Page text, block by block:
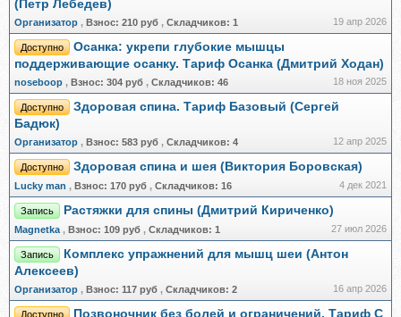
(Петр Лебедев)
Организатор , Взнос: 210 руб , Складчиков: 1 19 апр 2026
Доступно
Осанка: укрепи глубокие мышцы
поддерживающие осанку. Тариф Осанка (Дмитрий Ходан)
noseboop , Взнос: 304 руб , Складчиков: 46 18 ноя 2025
Доступно
Здоровая спина. Тариф Базовый (Сергей
Бадюк)
Организатор , Взнос: 583 руб , Складчиков: 4 12 апр 2025
Доступно Здоровая спина и шея (Виктория Боровская)
Lucky man , Взнос: 170 руб , Складчиков: 16 4 дек 2021
Запись Растяжки для спины (Дмитрий Кириченко)
Magnetka , Взнос: 109 руб , Складчиков: 1 27 июл 2026
Запись
Комплекс упражнений для мышц шеи (Антон
Алексеев)
Организатор , Взнос: 117 руб , Складчиков: 2 16 апр 2026
Доступно
Позвоночник без болей и ограничений. Тариф С